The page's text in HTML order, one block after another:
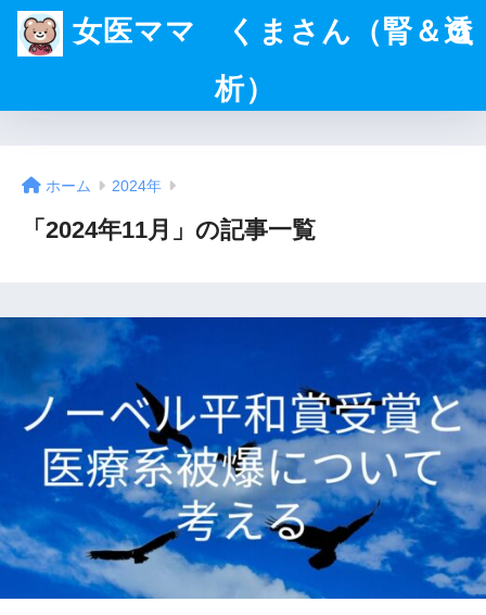
女医ママ くまさん（腎＆透
析）
ホーム 2024年
「2024年11月」の記事一覧